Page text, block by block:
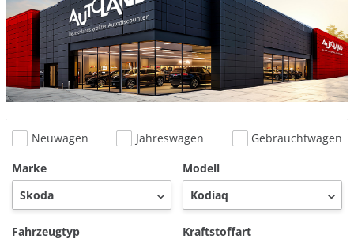
Neuwagen Jahreswagen
Gebrauchtwagen
Marke
Modell
Fahrzeugtyp Kraftstoffart